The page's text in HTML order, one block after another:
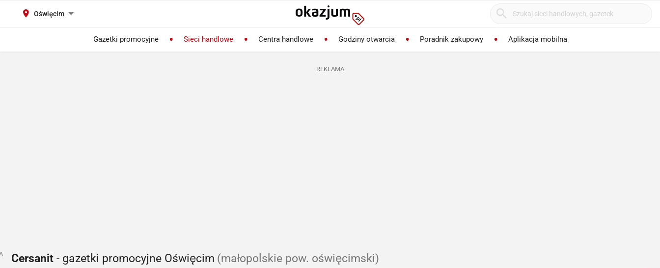
Oświęcim
Gazetki promocyjne Sieci handlowe Centra handlowe Godziny otwarcia Poradnik zakupowy Aplikacja mobilna
REKLAMA
Cersanit - gazetki promocyjne Oświęcim (małopolskie pow. oświęcimski)